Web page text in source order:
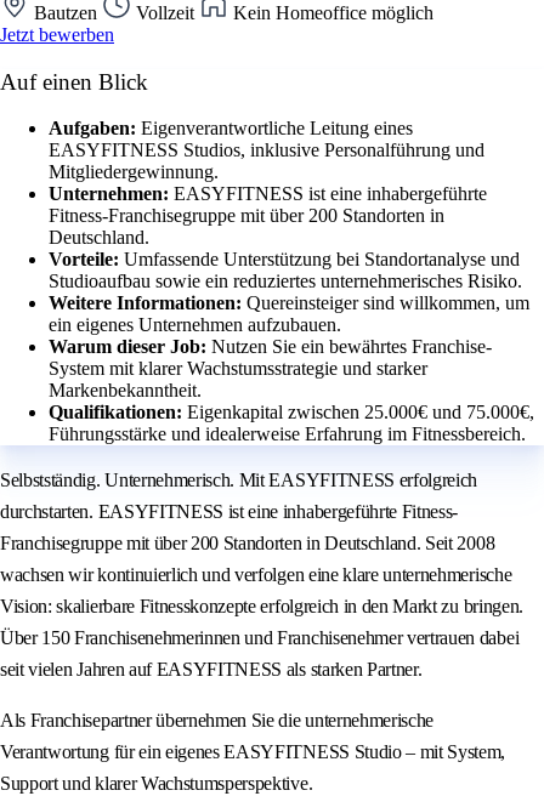
Bautzen Vollzeit
Kein Homeoffice möglich
Jetzt bewerben
Auf einen Blick
Aufgaben: Eigenverantwortliche Leitung eines
EASYFITNESS Studios, inklusive Personalführung und
Mitgliedergewinnung.
Unternehmen: EASYFITNESS ist eine inhabergeführte
Fitness-Franchisegruppe mit über 200 Standorten in
Deutschland.
Vorteile: Umfassende Unterstützung bei Standortanalyse und
Studioaufbau sowie ein reduziertes unternehmerisches Risiko.
Weitere Informationen: Quereinsteiger sind willkommen, um
ein eigenes Unternehmen aufzubauen.
Warum dieser Job: Nutzen Sie ein bewährtes Franchise-
System mit klarer Wachstumsstrategie und starker
Markenbekanntheit.
Qualifikationen: Eigenkapital zwischen 25.000€ und 75.000€,
Führungsstärke und idealerweise Erfahrung im Fitnessbereich.
Selbstständig. Unternehmerisch. Mit EASYFITNESS erfolgreich
durchstarten. EASYFITNESS ist eine inhabergeführte Fitness-
Franchisegruppe mit über 200 Standorten in Deutschland. Seit 2008
wachsen wir kontinuierlich und verfolgen eine klare unternehmerische
Vision: skalierbare Fitnesskonzepte erfolgreich in den Markt zu bringen.
Über 150 Franchisenehmerinnen und Franchisenehmer vertrauen dabei
seit vielen Jahren auf EASYFITNESS als starken Partner.
Als Franchisepartner übernehmen Sie die unternehmerische
Verantwortung für ein eigenes EASYFITNESS Studio – mit System,
Support und klarer Wachstumsperspektive.